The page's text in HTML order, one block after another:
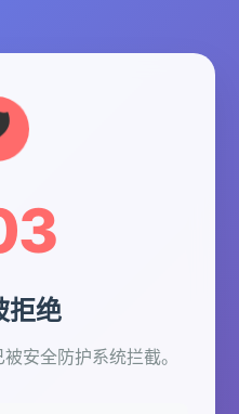
拒绝
安全防护系统拦截。